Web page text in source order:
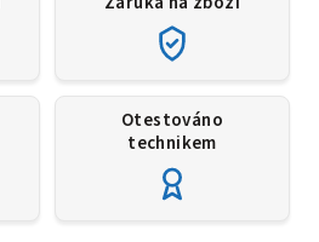
Otestováno
technikem